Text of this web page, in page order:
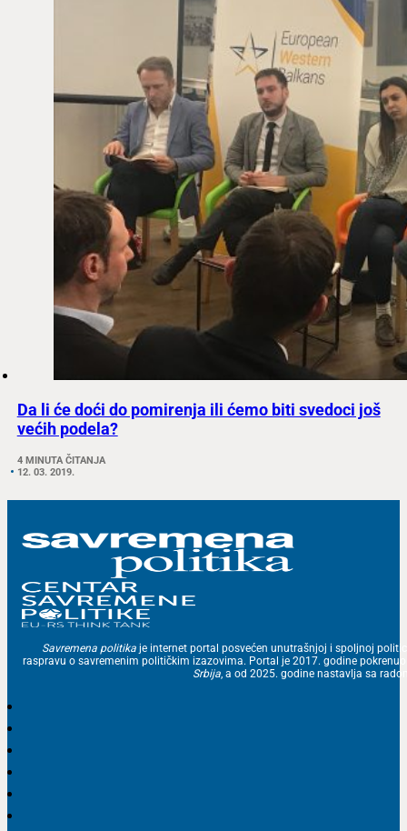
Da li će doći do pomirenja ili ćemo biti svedoci još
većih podela?
4 MINUTA ČITANJA
12. 03. 2019.
Savremena politika je internet portal posvećen unutrašnjoj i spoljnoj
raspravu o savremenim političkim izazovima. Portal je 2017. godine
Srbija, a od 2025. godine nastavlja sa